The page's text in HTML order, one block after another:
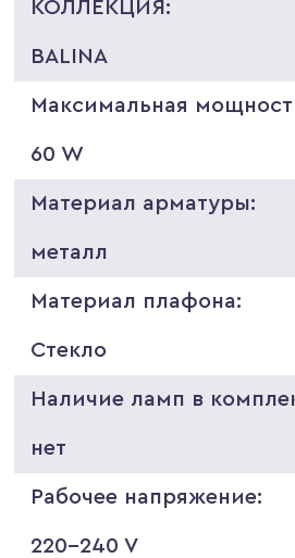
КОЛЛЕКЦИЯ:
BALINA
Максимальная
60 W
Материал арматуры:
металл
Материал плафона:
Стекло
Наличие ламп в
нет
Рабочее напряжение:
220-240 V